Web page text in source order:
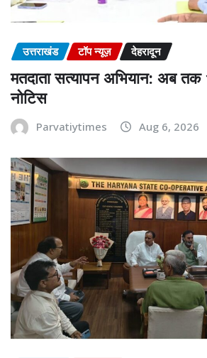
उत्तराखंड टॉप न्यूज़ देहरादून
मतदाता सत्यापन अभियान: अब तक
नोटिस
Parvatiytimes Aug 6, 2026